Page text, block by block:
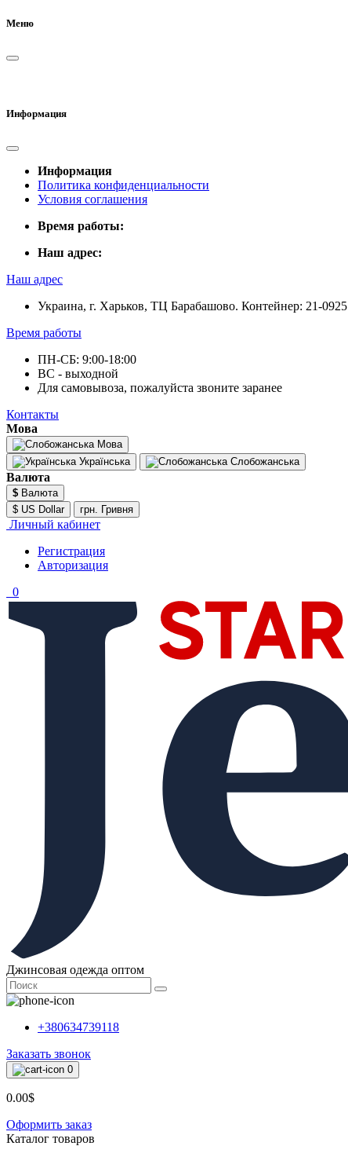
Меню
Информация
Информация
Политика конфиденциальности
Условия соглашения
Время работы:
Наш адрес:
Наш адрес
Украина, г. Харьков, ТЦ Барабашово. Контейнер: 21-0925
Время работы
ПН-СБ: 9:00-18:00
ВС - выходной
Для самовывоза, пожалуйста звоните заранее
Контакты
Мова
Мова
Українська
Слобожанська
Валюта
$ Валюта
$ US Dollar
грн. Гривня
Личный кабинет
Регистрация
Авторизация
0
Джинсовая одежда оптом
+380634739118
Заказать звонок
0
0.00$
Оформить заказ
Каталог товаров